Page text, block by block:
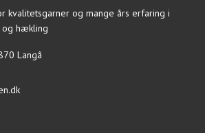
kvalitetsgarner og mange års erfaring i
og hækling
Langå